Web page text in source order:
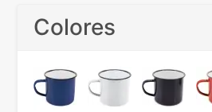
Colores